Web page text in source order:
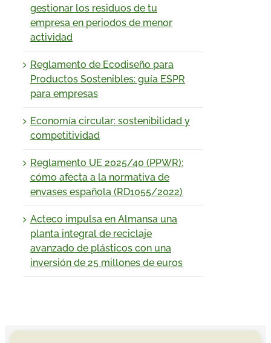
gestionar los residuos de tu
empresa en periodos de menor
actividad
Reglamento de Ecodiseño para
Productos Sostenibles: guía ESPR
para empresas
Economía circular: sostenibilidad y
competitividad
Reglamento UE 2025/40 (PPWR):
cómo afecta a la normativa de
envases española (RD1055/2022)
Acteco impulsa en Almansa una
planta integral de reciclaje
avanzado de plásticos con una
inversión de 25 millones de euros